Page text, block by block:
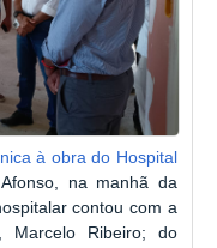
à obra do Hospital
na manhã da
contou com a
Marcelo Ribeiro; do